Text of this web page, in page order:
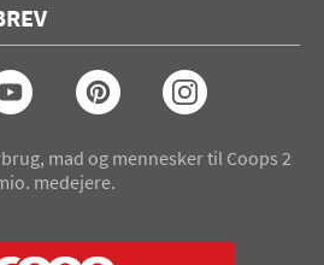
mad og mennesker til Coops 2
medejere.